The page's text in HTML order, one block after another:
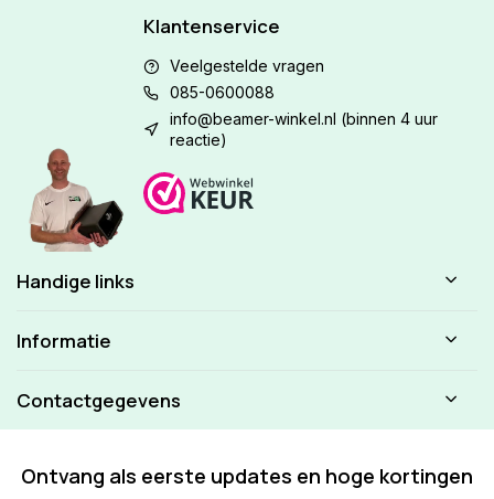
Klantenservice
Veelgestelde vragen
085-0600088
info@beamer-winkel.nl (binnen 4 uur
reactie)
Handige links
Informatie
Contactgegevens
Ontvang als eerste updates en hoge kortingen